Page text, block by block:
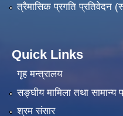
त्रैमासिक प्रगति प्रतिवेदन
Quick Links
गृह मन्त्रालय
सङ्‍घीय मामिला तथा सामान्य
श्रम संसार